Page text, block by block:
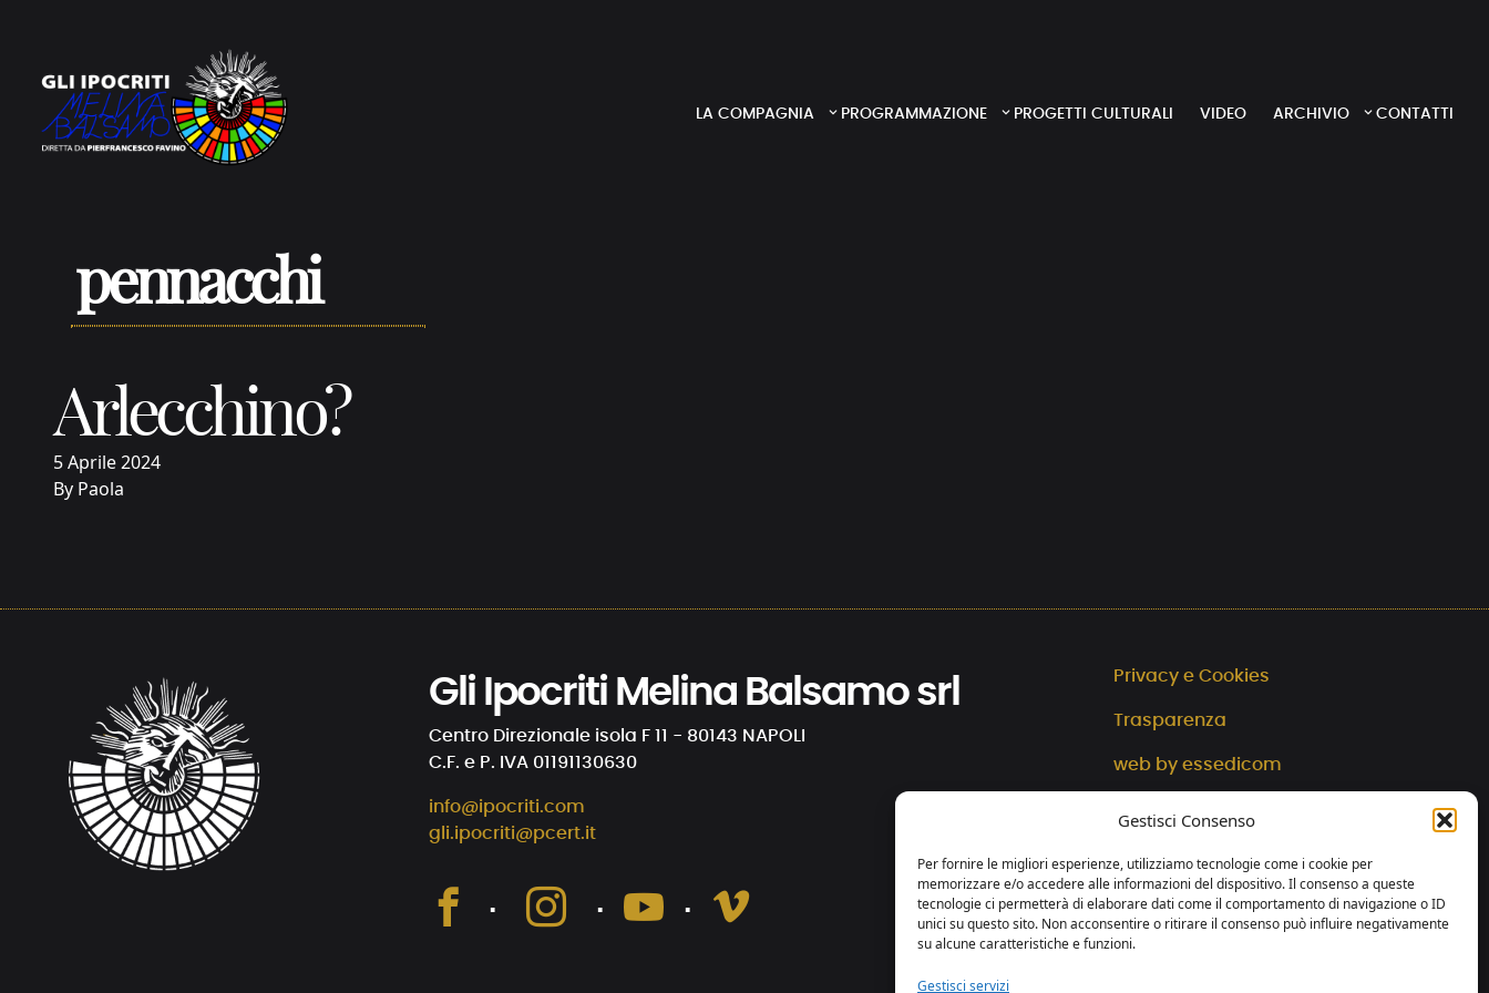
Gestisci Consenso
Per fornire le migliori esperienze, utilizziamo tecnologie come i cookie per
memorizzare e/o accedere alle informazioni del dispositivo. Il consenso a queste
tecnologie ci permetterà di elaborare dati come il comportamento di navigazione o ID
unici su questo sito. Non acconsentire o ritirare il consenso può influire negativamente
su alcune caratteristiche e funzioni.
Gestisci servizi
LA COMPAGNIA PROGRAMMAZIONE PROGETTI CULTURALI VIDEO ARCHIVIO CONTATTI
pennacchi
Arlecchino?
5 Aprile 2024
By Paola
Gli Ipocriti Melina Balsamo srl
Centro Direzionale isola F 11 - 80143 NAPOLI
C.F. e P. IVA 01191130630
info@ipocriti.com
gli.ipocriti@pcert.it
⋅ ⋅ ⋅
Privacy e Cookies
Trasparenza
web by essedicom